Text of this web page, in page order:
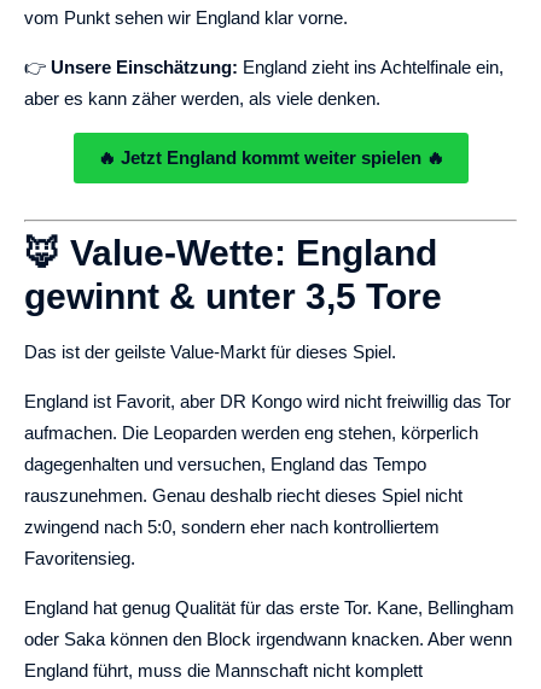
vom Punkt sehen wir England klar vorne.
👉 Unsere Einschätzung: England zieht ins Achtelfinale ein,
aber es kann zäher werden, als viele denken.
🔥 Jetzt England kommt weiter spielen 🔥
🦊 Value-Wette: England
gewinnt & unter 3,5 Tore
Das ist der geilste Value-Markt für dieses Spiel.
England ist Favorit, aber DR Kongo wird nicht freiwillig das Tor
aufmachen. Die Leoparden werden eng stehen, körperlich
dagegenhalten und versuchen, England das Tempo
rauszunehmen. Genau deshalb riecht dieses Spiel nicht
zwingend nach 5:0, sondern eher nach kontrolliertem
Favoritensieg.
England hat genug Qualität für das erste Tor. Kane, Bellingham
oder Saka können den Block irgendwann knacken. Aber wenn
England führt, muss die Mannschaft nicht komplett